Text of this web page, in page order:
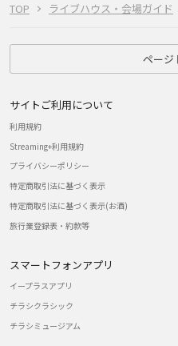
TOP ライブハウス・会場ガイド
ページ
サイトご利用について
利用規約
Streaming+利用規約
プライバシーポリシー
特定商取引法に基づく表示
特定商取引法に基づく表示(お酒)
旅行業登録表・約款等
スマートフォンアプリ
イープラスアプリ
チラシクラシック
チラシミュージアム